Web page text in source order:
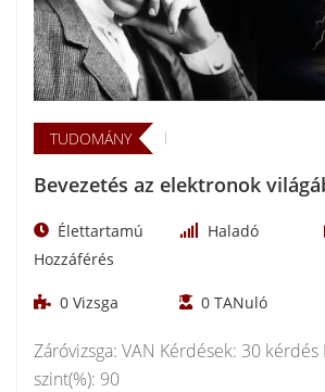
TUDOMÁNY
Bevezetés az elektronok
Élettartamú
Hozzáférés
Haladó
0 Vizsga 0TANuló
Záróvizsga: VAN Kérdések: 30
szint(%): 90